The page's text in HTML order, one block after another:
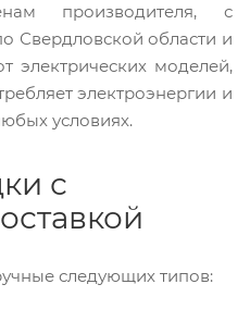
производителя, с
Свердловской области и
электрических моделей,
электроэнергии и
условиях.
с
следующих типов: